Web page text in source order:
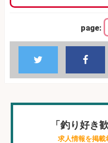
page:
「釣り好き
求人情報を掲載